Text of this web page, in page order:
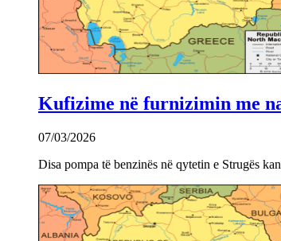
Kufizime në furnizimin me
07/03/2026
Disa pompa të benzinës në qytetin e Strugës